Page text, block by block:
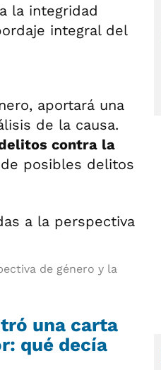
la integridad
integral del
aportará una
de la causa.
contra la
posibles delitos
de género y la
una carta
qué decía